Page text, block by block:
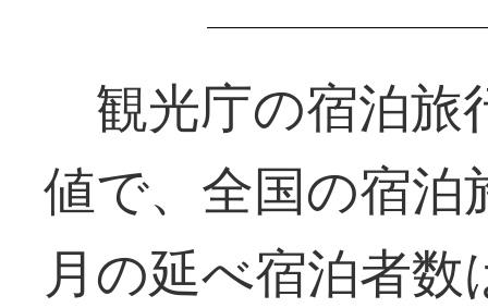
観光庁の宿泊旅
値で、全国の宿
月の延べ宿泊者